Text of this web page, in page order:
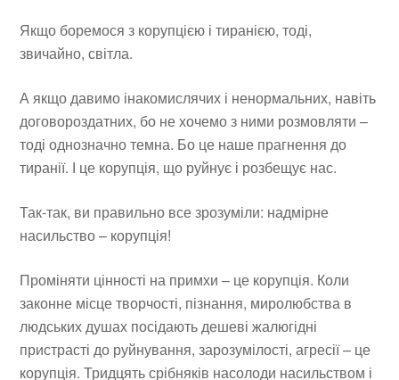
Якщо боремося з корупцією і тиранією, тоді,
звичайно, світла.
А якщо давимо інакомислячих і ненормальних, навіть
договороздатних, бо не хочемо з ними розмовляти –
тоді однозначно темна. Бо це наше прагнення до
тиранії. І це корупція, що руйнує і розбещує нас.
Так-так, ви правильно все зрозуміли: надмірне
насильство – корупція!
Проміняти цінності на примхи – це корупція. Коли
законне місце творчості, пізнання, миролюбства в
людських душах посідають дешеві жалюгідні
пристрасті до руйнування, зарозумілості, агресії – це
корупція. Тридцять срібняків насолоди насильством і